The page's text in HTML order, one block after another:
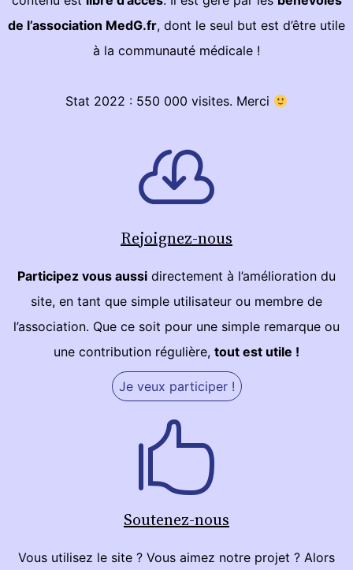
de l’association MedG.fr, dont le seul but est d’être utile
à la communauté médicale !
Stat 2022 : 550 000 visites. Merci
Rejoignez-nous
Participez vous aussi directement à l’amélioration du
site, en tant que simple utilisateur ou membre de
l’association. Que ce soit pour une simple remarque ou
une contribution régulière, tout est utile !
Je veux participer !
Soutenez-nous
Vous utilisez le site ? Vous aimez notre projet ? Alors